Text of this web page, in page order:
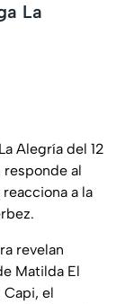
La
Alegría del 12
al
a la
revelan
Matilda El
Capi, el